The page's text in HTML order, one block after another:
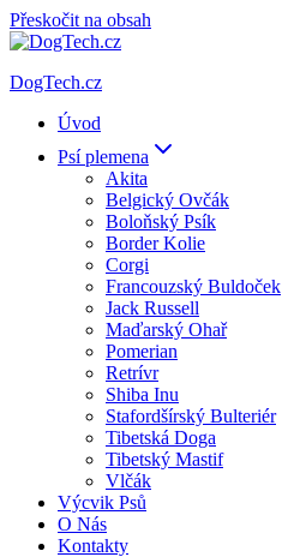
Přeskočit na obsah
DogTech.cz
Úvod
Psí plemena
Akita
Belgický Ovčák
Boloňský Psík
Border Kolie
Corgi
Francouzský Buldoček
Jack Russell
Maďarský Ohař
Pomerian
Retrívr
Shiba Inu
Stafordšírský Bulteriér
Tibetská Doga
Tibetský Mastif
Vlčák
Výcvik Psů
O Nás
Kontakty